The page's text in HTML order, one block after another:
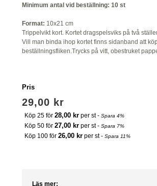
Minimum antal vid beställning: 10 st
Format: 10x21 cm
Trippelvikt kort. Kortet dragspelsviks på två
Vill man binda ihop kortet finns sidanband att
beställningsfliken.Trycks på vitt, obestruket
Pris
29,00 kr
Köp 25 för 28,00 kr per st - Spara 4%
Köp 50 för 27,00 kr per st - Spara 7%
Köp 100 för 26,00 kr per st - Spara 11%
Läs mer: